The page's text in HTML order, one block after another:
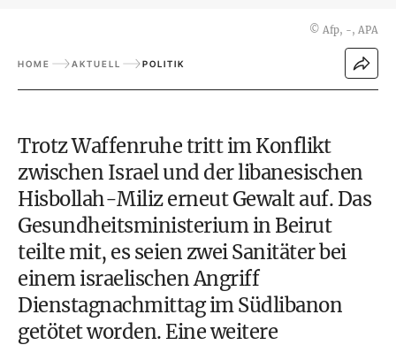
© Afp, -, APA
HOME AKTUELL POLITIK
Trotz Waffenruhe tritt im Konflikt
zwischen Israel und der libanesischen
Hisbollah-Miliz erneut Gewalt auf. Das
Gesundheitsministerium in Beirut
teilte mit, es seien zwei Sanitäter bei
einem israelischen Angriff
Dienstagnachmittag im Südlibanon
getötet worden. Eine weitere